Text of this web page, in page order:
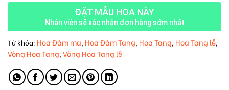
ĐẶT MẪU HOA NÀY
Nhân viên sẽ xác nhận đơn hàng sớm nhất
Từ khóa: Hoa Đám ma, Hoa Đám Tang, Hoa Tang, Hoa Tang lễ,
Vòng Hoa Tang, Vòng Hoa Tang lễ